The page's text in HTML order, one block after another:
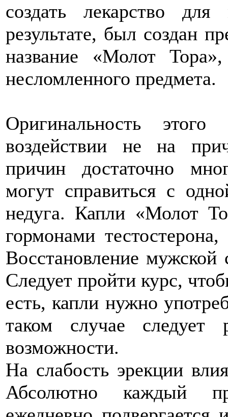
создать лекарство
результате, был создан
название «Молот
несломленного предмета.
Оригинальность
воздействии не на
причин достаточно
могут справиться с
недуга. Капли «Молот
гормонами
Восстановление
Следует пройти курс,
есть, капли нужно
таком случае следует
возможности.
На слабость эрекции
Абсолютно каждый